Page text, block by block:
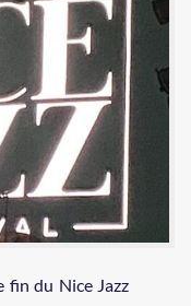
fin du Nice Jazz